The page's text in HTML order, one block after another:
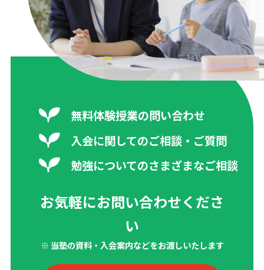
無料体験授業の問い合わせ
入会に関してのご相談・ご質問
勉強についてのさまざまなご相談
お気軽にお問い合わせくださ
い
※ 当塾の資料・入会案内などをお渡しいたします